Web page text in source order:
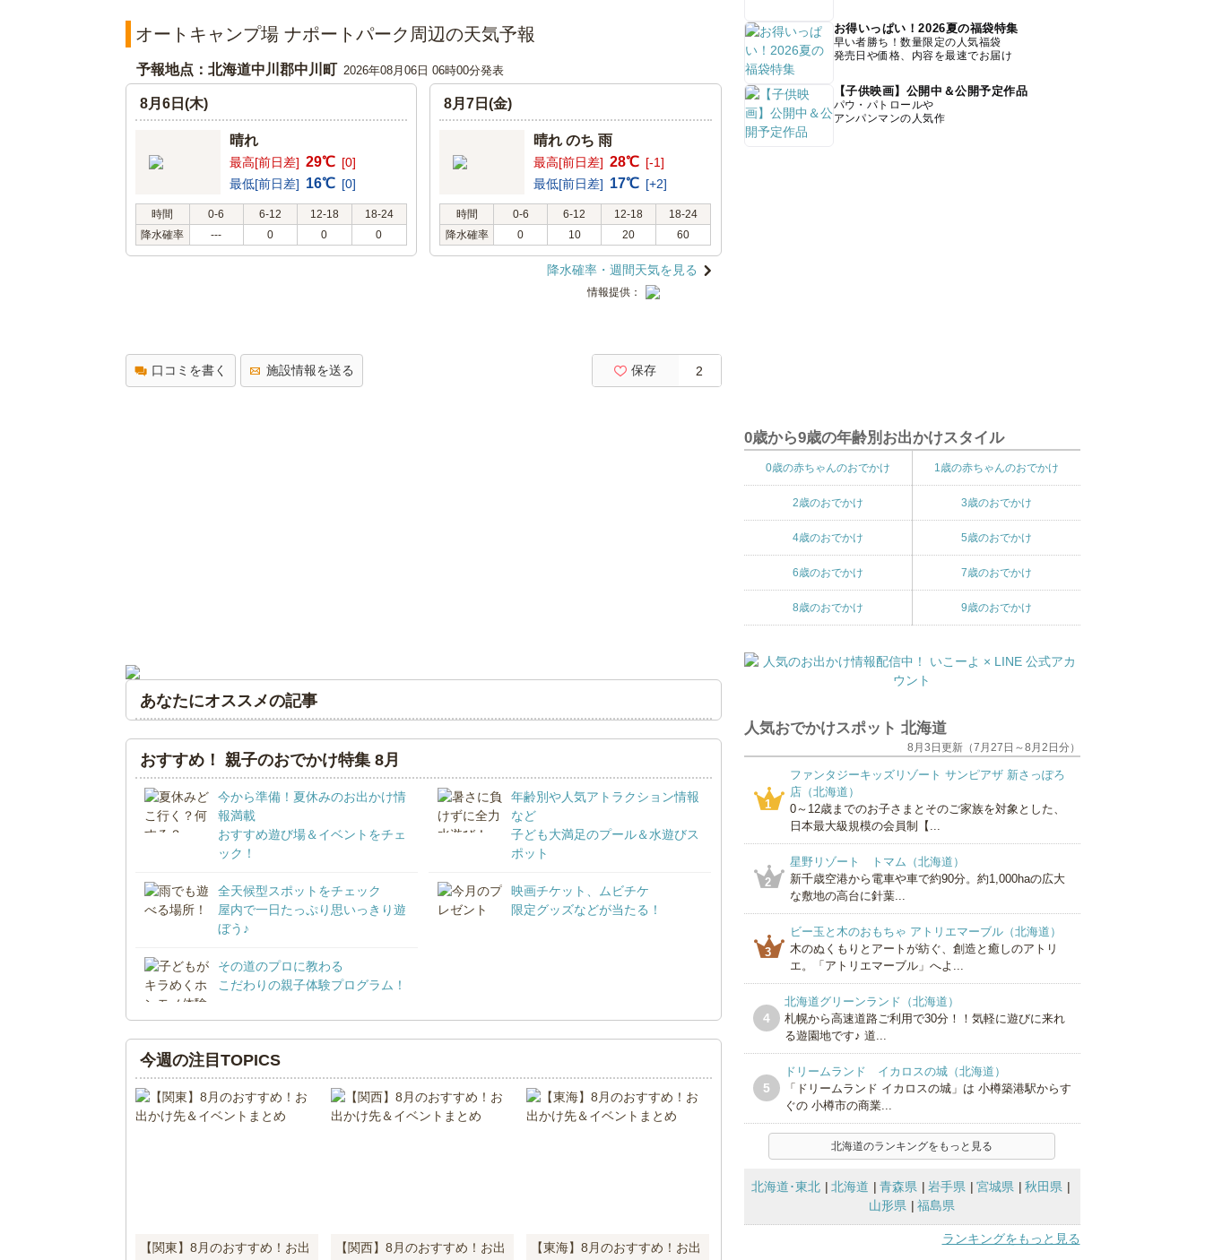
オートキャンプ場 ナポートパーク周辺の天気予報
予報地点：北海道中川郡中川町 2026年08月06日 06時00分発表
8月6日(木)
晴れ
最高[前日差] 29℃ [0]
最低[前日差] 16℃ [0]
時間 0-6 6-12 12-18
18-24
降水確率
--- 0 0 0
8月7日(金)
晴れ のち 雨
最高[前日差] 28℃ [-1]
最低[前日差] 17℃ [+2]
時間 0-6 6-12 12-18
18-24
降水確率
0 10 20 60
降水確率・週間天気を見る
情報提供：
口コミを書く 施設情報を送る 保存 2
あなたにオススメの記事
おすすめ！ 親子のおでかけ特集 8月
今から準備！夏休みのお出かけ情
報満載
おすすめ遊び場＆イベントをチェ
ック！
年齢別や人気アトラクション情報
など
子ども大満足のプール＆水遊びス
ポット
全天候型スポットをチェック
屋内で一日たっぷり思いっきり遊
ぼう♪
映画チケット、ムビチケ
限定グッズなどが当たる！
その道のプロに教わる
こだわりの親子体験プログラム！
今週の注目TOPICS
【関東】8月のおすすめ！お出
【関西】8月のおすすめ！お出
【東海】8月のおすすめ！お出
お得いっぱい！2026夏の福袋特集
早い者勝ち！数量限定の人気福袋
発売日や価格、内容を最速でお届け
【子供映画】公開中＆公開予定作品
パウ・パトロールや
アンパンマンの人気作
0歳から9歳の年齢別お出かけスタイル
0歳の赤ちゃんのおでかけ 1歳の赤ちゃんのおでかけ
2歳のおでかけ 3歳のおでかけ
4歳のおでかけ 5歳のおでかけ
6歳のおでかけ 7歳のおでかけ
8歳のおでかけ 9歳のおでかけ
人気おでかけスポット 北海道
8月3日更新（7月27日～8月2日分）
1
ファンタジーキッズリゾート サンピアザ 新さっぽろ
店（北海道）
0～12歳までのお子さまとそのご家族を対象とした、
日本最大級規模の会員制【...
2
星野リゾート トマム（北海道）
新千歳空港から電車や車で約90分。約1,000haの広大
な敷地の高台に針葉...
3
ビー玉と木のおもちゃ アトリエマーブル（北海道）
木のぬくもりとアートが紡ぐ、創造と癒しのアトリ
エ。「アトリエマーブル」へよ...
4
北海道グリーンランド（北海道）
札幌から高速道路ご利用で30分！！気軽に遊びに来れ
る遊園地です♪ 道...
5
ドリームランド イカロスの城（北海道）
「ドリームランド イカロスの城」は 小樽築港駅からす
ぐの 小樽市の商業...
北海道のランキングをもっと見る
北海道･東北 北海道 青森県 岩手県 宮城県
秋田県
山形県
福島県
ランキングをもっと見る